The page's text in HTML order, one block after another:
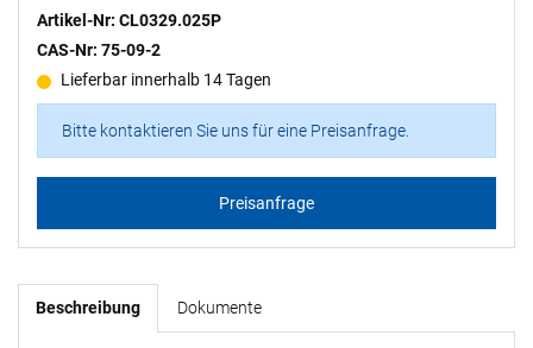
Artikel-Nr: CL0329.025P
CAS-Nr: 75-09-2
Lieferbar innerhalb 14 Tagen
Bitte kontaktieren Sie uns für eine Preisanfrage.
Preisanfrage
Beschreibung Dokumente